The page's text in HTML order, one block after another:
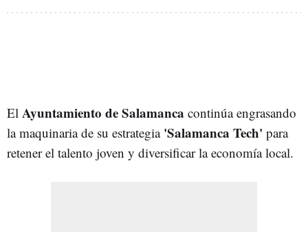
El Ayuntamiento de Salamanca continúa engrasando
la maquinaria de su estrategia 'Salamanca Tech' para
retener el talento joven y diversificar la economía local.